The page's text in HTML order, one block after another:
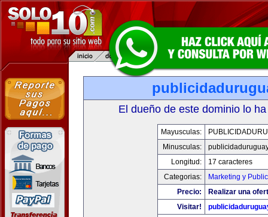
El dueño de este dominio lo
Mayusculas:
Minusculas:
Longitud:
17 caracteres
Categorias:
Marketing y
Precio:
Realizar una
Visitar!